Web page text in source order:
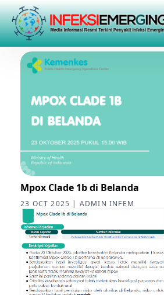
Mpox Clade 1b di Belanda
23 OCT 2025 | ADMIN INFEM